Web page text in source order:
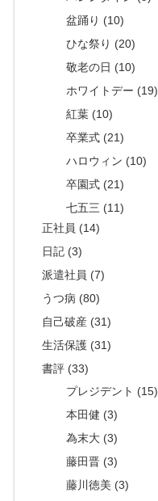
盆踊り (10)
ひな祭り (20)
敬老の日 (10)
ホワイトデー (19)
紅葉 (10)
卒業式 (21)
ハロウィン (10)
卒園式 (21)
七五三 (11)
正社員 (14)
日記 (3)
派遣社員 (7)
うつ病 (80)
自己破産 (31)
生活保護 (31)
書評 (33)
プレジデント (15)
本田健 (3)
為末大 (3)
藤田晋 (3)
藤川徳美 (3)